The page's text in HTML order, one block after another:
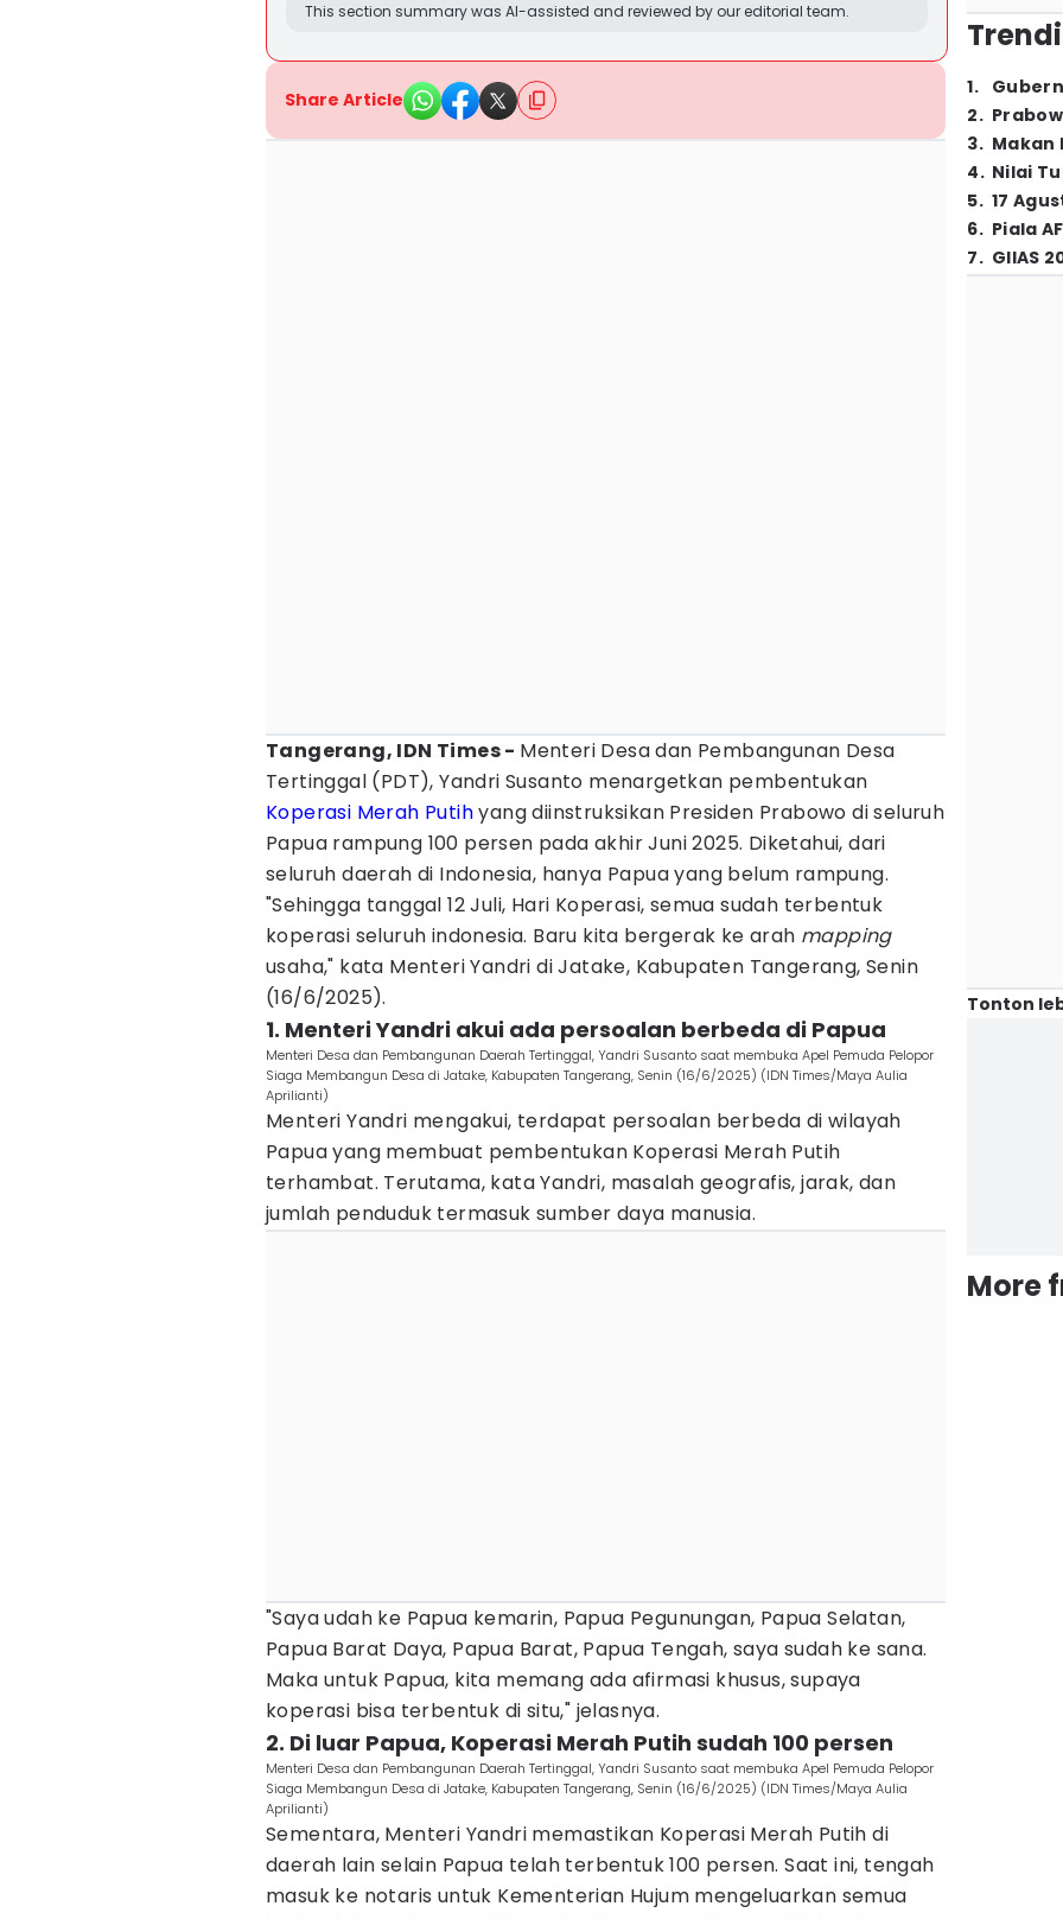
This section summary was AI-assisted and reviewed by our editorial team.
Share Article
Tangerang, IDN Times - Menteri Desa dan Pembangunan Desa
Tertinggal (PDT), Yandri Susanto menargetkan pembentukan
Koperasi Merah Putihyang diinstruksikan Presiden Prabowo di seluruh
Papua rampung 100 persen pada akhir Juni 2025. Diketahui, dari
seluruh daerah di Indonesia, hanya Papua yang belum rampung.
"Sehingga tanggal 12 Juli, Hari Koperasi, semua sudah terbentuk
koperasi seluruh indonesia. Baru kita bergerak ke arah mapping
usaha," kata Menteri Yandri di Jatake, Kabupaten Tangerang, Senin
(16/6/2025).
1. Menteri Yandri akui ada persoalan berbeda di Papua
Menteri Desa dan Pembangunan Daerah Tertinggal, Yandri Susanto saat membuka Apel Pemuda Pelopor
Siaga Membangun Desa di Jatake, Kabupaten Tangerang, Senin (16/6/2025) (IDN Times/Maya Aulia
Aprilianti)
Menteri Yandri mengakui, terdapat persoalan berbeda di wilayah
Papua yang membuat pembentukan Koperasi Merah Putih
terhambat. Terutama, kata Yandri, masalah geografis, jarak, dan
jumlah penduduk termasuk sumber daya manusia.
"Saya udah ke Papua kemarin, Papua Pegunungan, Papua Selatan,
Papua Barat Daya, Papua Barat, Papua Tengah, saya sudah ke sana.
Maka untuk Papua, kita memang ada afirmasi khusus, supaya
koperasi bisa terbentuk di situ," jelasnya.
2. Di luar Papua, Koperasi Merah Putih sudah 100 persen
Menteri Desa dan Pembangunan Daerah Tertinggal, Yandri Susanto saat membuka Apel Pemuda Pelopor
Siaga Membangun Desa di Jatake, Kabupaten Tangerang, Senin (16/6/2025) (IDN Times/Maya Aulia
Aprilianti)
Sementara, Menteri Yandri memastikan Koperasi Merah Putih di
daerah lain selain Papua telah terbentuk 100 persen. Saat ini, tengah
masuk ke notaris untuk Kementerian Hujum mengeluarkan semua
1.
2.
3. Makan
4. Nilai
5. 17
6. Piala
7. GIIAS
Tonton
More